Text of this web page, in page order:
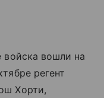
войска вошли на
регент
Хорти,